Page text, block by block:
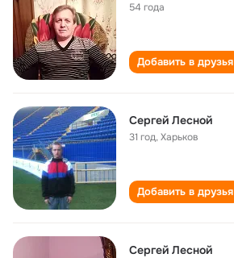
54 года
Добавить в друзья
Сeргeй Лeсной
31 год,Хaрьков
Добавить в друзья
Сергей Лесной